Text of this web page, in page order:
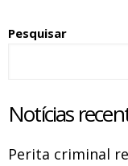
Pesquisar
Notícias
Perita criminal